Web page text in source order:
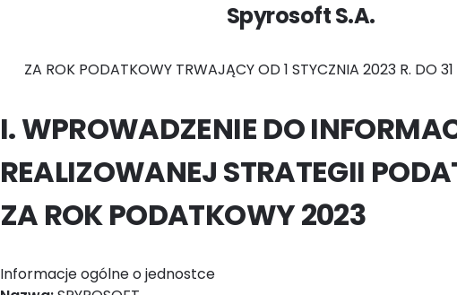
Spyrosoft S.A.
ZA ROK PODATKOWY TRWAJĄCY OD 1 STYCZNIA 2023 R. DO
I. WPROWADZENIE DO
REALIZOWANEJ STRATEGII
ZA ROK PODATKOWY 2023
Informacje ogólne o jednostce